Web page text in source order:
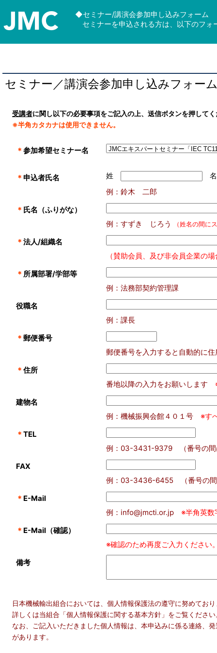
◆セミナー/講演会参加申し込みフォーム
セミナーを申込される方は、以下のフォ
セミナー／講演会参加申し込みフォー
受講者に関し以下の必要事項をご記入の上、送信ボタンを押して
※半角カタカナは使用できません。
＊ 参加希望セミナー名
＊ 申込者氏名 姓
例：鈴木 二郎
＊ 氏名（ふりがな）
例：すずき じろう
（姓名の間に
＊ 法人/組織名
（賛助会員、及び非会員企業の
＊ 所属部署/学部等
例：法務部契約管理課
役職名
例：課長
＊ 郵便番号
郵便番号を入力すると自動的に
＊ 住所
番地以降の入力をお願いします
建物名
例：機械振興会館４０１号
※す
＊ TEL
例：03-3431-9379 （番号の間
FAX
例：03-3436-6455 （番号の間
＊ E-Mail
例：info@jmcti.or.jp
※半角英数
＊ E-Mail（確認）
※確認のため再度ご入力ください
備考
日本機械輸出組合においては、個人情報保護法の遵守に努めてお
詳しくは当組合「個人情報保護に関する基本方針」をご覧くださ
なお、ご記入いただきました個人情報は、本申込みに係る連絡、
があります。